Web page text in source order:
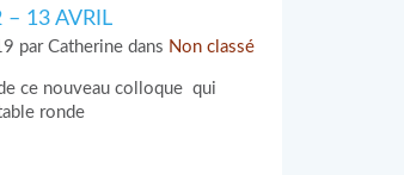
– 13 AVRIL
par Catherine dans Non classé
ce nouveau colloque qui
ronde